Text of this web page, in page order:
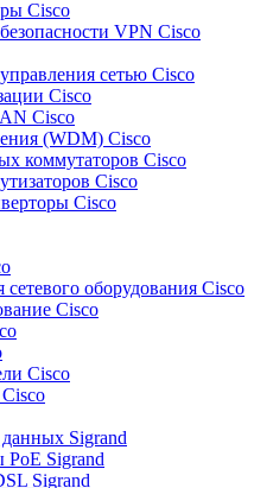
Cisco
VPN Cisco
сетью Cisco
Cisco
Cisco
(WDM) Cisco
коммутаторов Cisco
Cisco
Cisco
оборудования Cisco
Cisco
Cisco
Sigrand
Sigrand
Sigrand